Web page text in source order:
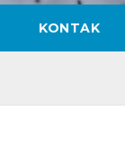
KONTAK